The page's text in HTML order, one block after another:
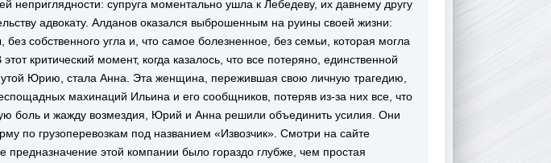
неприглядности: супруга моментально ушла к Лебедеву, их давнему другу
адвокату. Алданов оказался выброшенным на руины своей жизни:
собственного угла и, что самое болезненное, без семьи, которая могла
критический момент, когда казалось, что все потеряно, единственной
Юрию, стала Анна. Эта женщина, пережившая свою личную трагедию,
махинаций Ильина и его сообщников, потеряв из-за них все, что
боль и жажду возмездия, Юрий и Анна решили объединить усилия. Они
по грузоперевозкам под названием «Извозчик». Смотри на сайте
предназначение этой компании было гораздо глубже, чем простая